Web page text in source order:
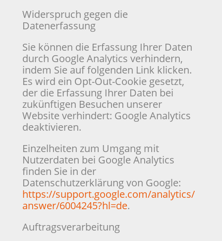
Widerspruch gegen die
Datenerfassung
Sie können die Erfassung Ihrer Daten
durch Google Analytics verhindern,
indem Sie auf folgenden Link klicken.
Es wird ein Opt-Out-Cookie gesetzt,
der die Erfassung Ihrer Daten bei
zukünftigen Besuchen unserer
Website verhindert: Google Analytics
deaktivieren.
Einzelheiten zum Umgang mit
Nutzerdaten bei Google Analytics
finden Sie in der
Datenschutzerklärung von Google:
https://support.google.com/analytics/
answer/6004245?hl=de.
Auftragsverarbeitung